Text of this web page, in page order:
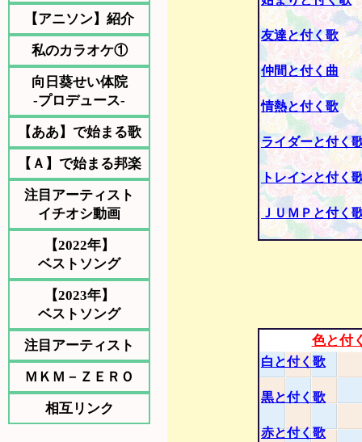
【アニソン】紹介
私のカラオケ①
向日葵せい体院
-プロデュース-
【ああ】で始まる歌
【Ａ】で始まる邦楽
注目アーティスト
イチオシ動画
【2022年】
ベストソング
【2023年】
ベストソング
注目アーティスト
ＭＫＭ－ＺＥＲＯ
相互リンク
友達と付く歌
仲間と付く曲
情熱と付く歌
ライダーと付く
トレインと付く
ＪＵＭＰと付く
色と付
白と付く歌
黒と付く歌
赤と付く歌